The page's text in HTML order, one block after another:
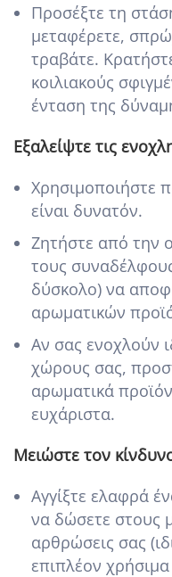
Προσέξτε τη
μεταφέρετε,
τραβάτε.
κοιλιακούς
ένταση της
Εξαλείψτε τις
Χρησιμοποιήστε
είναι δυνατόν.
Ζητήστε από την
τους
δύσκολο) να
αρωματικών
Αν σας ενοχλούν
χώρους σας,
αρωματικά
ευχάριστα.
Μειώστε τον
Αγγίξτε ελαφρά
να δώσετε στους
αρθρώσεις σας
επιπλέον